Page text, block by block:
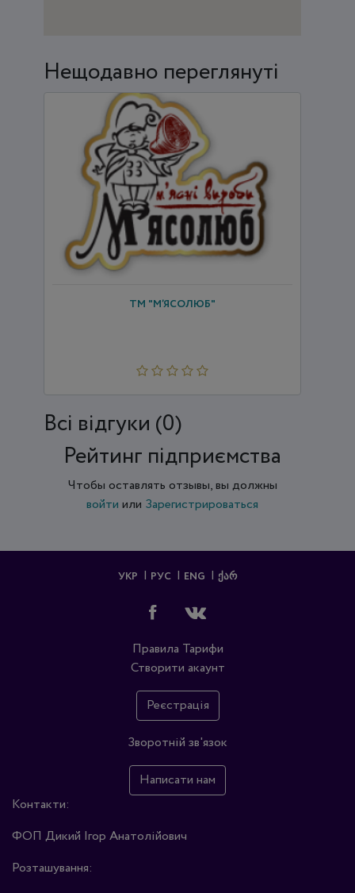
Нещодавно переглянуті
ТМ "М’ЯСОЛЮБ"
Всi відгуки (0)
Рейтинг підприємства
Чтобы оставлять отзывы, вы должны
войти или Зарегистрироваться
УКР РУС ENG ᲥᲐᲠ
Правила Тарифи
Створити акаунт
Реєстрація
Зворотній зв'язок
Написати нам
Контакти:
ФОП Дикий Ігор Анатолійович
Розташування: